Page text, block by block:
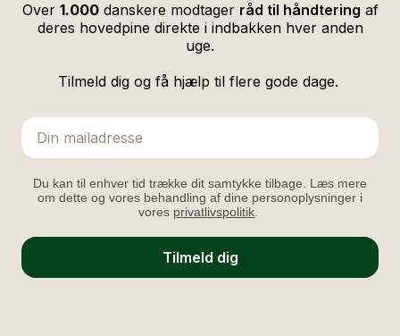
Over 1.000danskere modtager råd til håndtering af
deres hovedpine direkte i indbakken hver anden
uge.
Tilmeld dig og få hjælp til flere gode dage.
Email
Du kan til enhver tid trække dit samtykke tilbage. Læs mere
om dette og vores behandling af dine personoplysninger i
vores privatlivspolitik
Tilmeld dig